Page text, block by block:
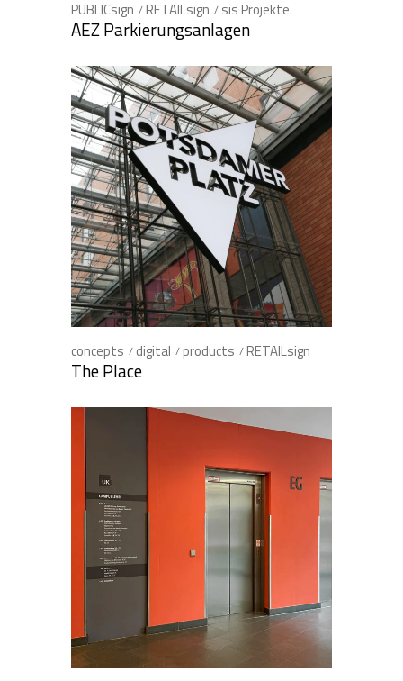
PUBLICsign
RETAILsign sis Projekte
AEZ Parkierungsanlagen
concepts digital products RETAILsign
The Place